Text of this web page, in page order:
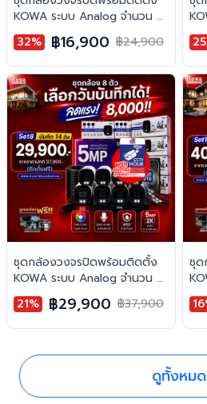
KOWA ระบบ Analog จำนวน 4
ตัว ความคมชัด 5MP บันทึกภาพ
สี 24 ชั่วโมง พร้อมบันทึกเสียง
32% ฿16,900 ฿24,900
ตัว
สี
ชุดกล้องวงจรปิดพร้อมติดตั้ง
KOWA ระบบ Analog จำนวน 8
ตัว ความคมชัด 5MP บันทึกภาพ
สี 24 ชั่วโมง พร้อมบันทึกเสียง
21% ฿29,900 ฿37,900
ชุด
ตัว
สี
ดูทั้งหมด